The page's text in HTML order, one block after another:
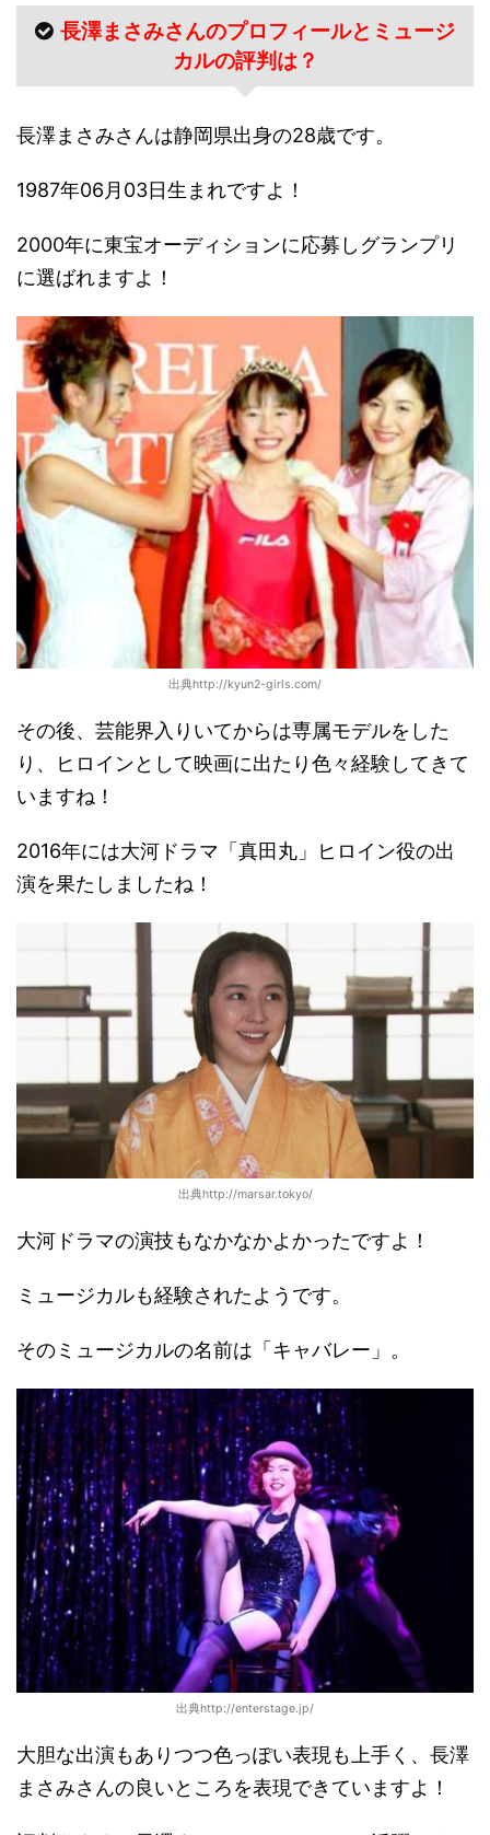
長澤まさみさんのプロフィールとミュージ
カルの評判は？
長澤まさみさんは静岡県出身の28歳です。
1987年06月03日生まれですよ！
2000年に東宝オーディションに応募しグランプリ
に選ばれますよ！
出典http://kyun2-girls.com/
その後、芸能界入りいてからは専属モデルをした
り、ヒロインとして映画に出たり色々経験してきて
いますね！
2016年には大河ドラマ「真田丸」ヒロイン役の出
演を果たしましたね！
出典http://marsar.tokyo/
大河ドラマの演技もなかなかよかったですよ！
ミュージカルも経験されたようです。
そのミュージカルの名前は「キャバレー」。
出典http://enterstage.jp/
大胆な出演もありつつ色っぽい表現も上手く、長澤
まさみさんの良いところを表現できていますよ！